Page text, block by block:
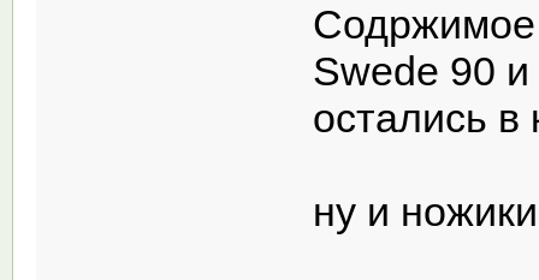
Swede 90 и
остались в
ну и